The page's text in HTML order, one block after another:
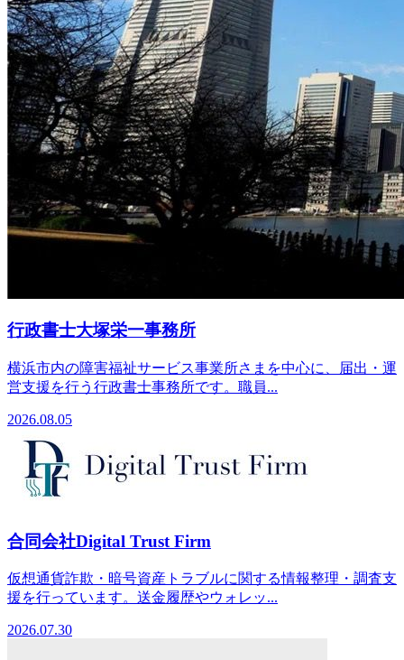
行政書士大塚栄一事務所
横浜市内の障害福祉サービス事業所さまを中心に、届出・運
営支援を行う行政書士事務所です。職員...
2026.08.05
合同会社Digital Trust Firm
仮想通貨詐欺・暗号資産トラブルに関する情報整理・調査支
援を行っています。送金履歴やウォレッ...
2026.07.30